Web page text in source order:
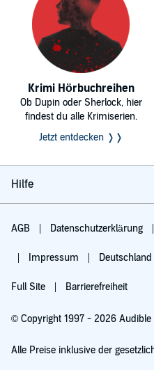
Krimi Hörbuchreihen
Ob Dupin oder Sherlock, hier
findest du alle Krimiserien.
Jetzt entdecken ❭❭
Hilfe
AGB Datenschutzerklärung
Impressum
Full Site Barrierefreiheit
© Copyright 1997 - 2026 Audible
Alle Preise inklusive der